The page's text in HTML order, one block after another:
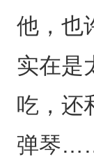
他，也
实在是
吃，还
弹琴